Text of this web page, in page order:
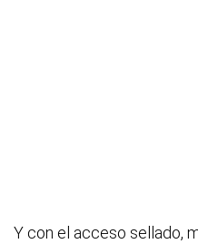
Y con el acceso sellado,